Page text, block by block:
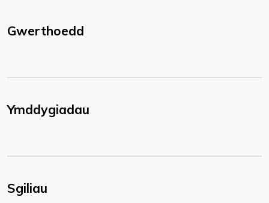
Gwerthoedd
Ymddygiadau
Sgiliau